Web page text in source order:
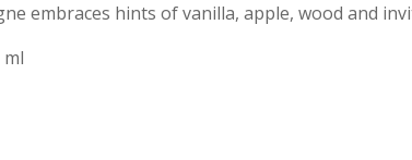
embraces hints of vanilla, apple, wood and